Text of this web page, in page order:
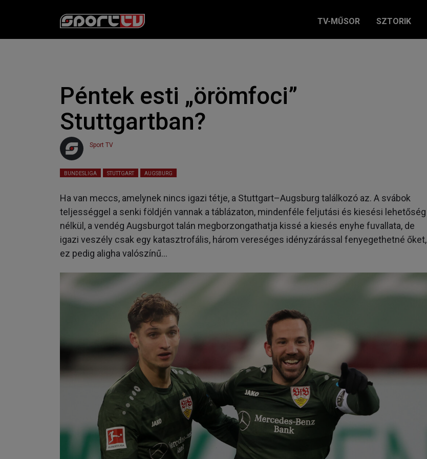
TV-MŰSOR SZTORIK
Péntek esti „örömfoci”
Stuttgartban?
Sport TV
BUNDESLIGA STUTTGART AUGSBURG
Ha van meccs, amelynek nincs igazi tétje, a Stuttgart–Augsburg találkozó az. A svábok
teljességgel a senki földjén vannak a táblázaton, mindenféle feljutási és kiesési lehetőség
nélkül, a vendég Augsburgot talán megborzongathatja kissé a kiesés enyhe fuvallata, de
igazi veszély csak egy katasztrofális, három vereséges idényzárással fenyegethetné őket,
ez pedig aligha valószínű…